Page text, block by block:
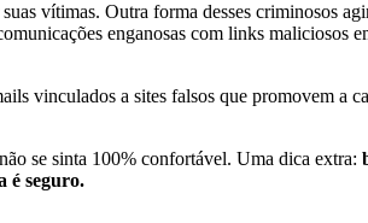
vítimas. Outra forma desses criminosos
enganosas com links maliciosos
vinculados a sites falsos que promovem a
se sinta 100% confortável. Uma dica extra:
é seguro.